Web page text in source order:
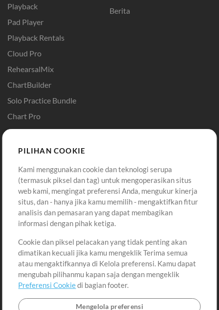
Playback
Pad Player
Playback Rentals
Cloud Pro
RehearsalMix
ChartBuilder
Solo Practice Bundle
Chart Pro
Template ProPresenter
Sound
Berita
Pembelian
Beli Kredit
Konten Gratis
Permintaan Lagu
Lain-lain
Sesi
Kirimkan musik kamu
Playlist
MT Conference
Akun
Masuk
Daftar
Lihat Keranjang
PILIHAN COOKIE
Kami menggunakan cookie dan teknologi serupa
(termasuk piksel dan tag) untuk mengoperasikan situs
web kami, mengingat preferensi Anda, mengukur kinerja
situs, dan - hanya jika kamu memilih - mengaktifkan fitur
analisis dan pemasaran yang dapat membagikan
informasi dengan pihak ketiga.
Cookie dan piksel pelacakan yang tidak penting akan
dimatikan kecuali jika kamu mengeklik Terima semua
atau mengaktifkannya di Kelola preferensi. Kamu dapat
mengubah pilihanmu kapan saja dengan mengeklik
Preferensi Cookiedi bagian footer.
Mengelola preferensi